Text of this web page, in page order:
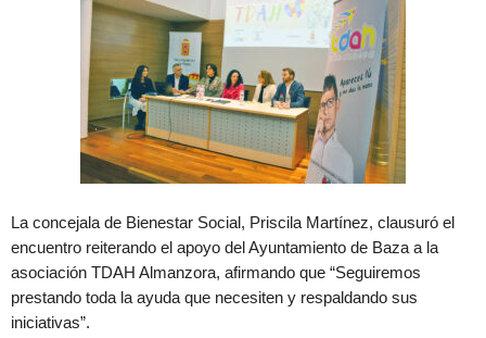
La concejala de Bienestar Social, Priscila Martínez, clausuró el
encuentro reiterando el apoyo del Ayuntamiento de Baza a la
asociación TDAH Almanzora, afirmando que “Seguiremos
prestando toda la ayuda que necesiten y respaldando sus
iniciativas”.